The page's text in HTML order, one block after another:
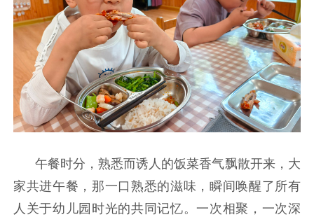
午餐时分，熟悉而诱人的饭菜香气飘散开来，大
家共进午餐，那一口熟悉的滋味，瞬间唤醒了所有
人关于幼儿园时光的共同记忆。一次相聚，一次深